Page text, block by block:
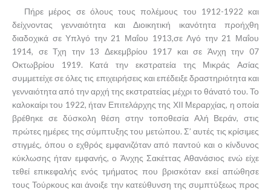
Πήρε μέρος σε όλους τους πολέμους του 1912-1922 και
δείχνοντας γενναιότητα και Διοικητική ικανότητα προήχθη
διαδοχικά σε Υπλγό την 21 Μαΐου 1913,σε Λγό την 21 Μαΐου
1914, σε Τχη την 13 Δεκεμβρίου 1917 και σε Άνχη την 07
Οκτωβρίου 1919. Κατά την εκστρατεία της Μικράς Ασίας
συμμετείχε σε όλες τις επιχειρήσεις και επέδειξε δραστηριότητα και
γενναιότητα από την αρχή της εκστρατείας μέχρι το θάνατό του. Το
καλοκαίρι του 1922, ήταν Επιτελάρχης της ΧΙΙ Μεραρχίας, η οποία
βρέθηκε σε δύσκολη θέση στην τοποθεσία Αλή Βεράν, στις
πρώτες ημέρες της σύμπτυξης του μετώπου. Σ’ αυτές τις κρίσιμες
στιγμές, όπου ο εχθρός εμφανιζόταν από παντού και ο κίνδυνος
κύκλωσης ήταν εμφανής, ο Άνχης Σακέττας Αθανάσιος ενώ είχε
τεθεί επικεφαλής ενός τμήματος που βρισκόταν εκεί απώθησε
τους Τούρκους και άνοιξε την κατεύθυνση της συμπτύξεως προς